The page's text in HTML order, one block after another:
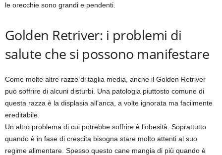
le orecchie sono grandi e pendenti.
Golden Retriver: i problemi di
salute che si possono manifestare
Come molte altre razze di taglia media, anche il Golden Retriver
può soffrire di alcuni disturbi. Una patologia piuttosto comune di
questa razza è la displasia all’anca, a volte ignorata ma facilmente
ereditabile.
Un altro problema di cui potrebbe soffrire è l’obesità. Soprattutto
quando è in fase di crescita bisogna stare molto attenti al suo
regime alimentare. Spesso questo cane mangia di più quando è